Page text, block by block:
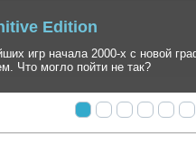
вторичный экшен в